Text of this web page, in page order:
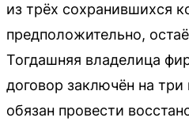
из трёх сохранившихся
предположительно,
Тогдашняя владелица
договор заключён на три
обязан провести